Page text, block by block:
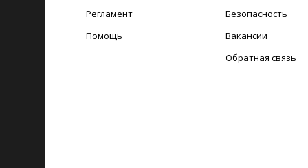
Регламент
Помощь
Безопасность
Вакансии
Обратная связь